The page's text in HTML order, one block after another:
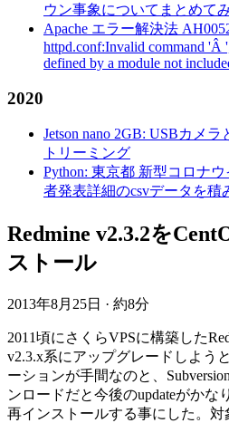
ウン事象についてまとめて
Apache エラー解決法
httpd.conf:Invalid command 'Â
defined by a module not
2020
Jetson nano 2GB: USBカメラ
トリーミング
Python: 東京都 新型コロナ
者発表詳細のcsvデータを積
Redmine v2.3.2を
ストール
2013年8月25日 · 約8分
2011頃にさくらVPSに構築した
v2.3.x系にアップグレードしよう
ーションが手間なのと、
ンロードだと今後のupdateがか
再インストールする事にした。対